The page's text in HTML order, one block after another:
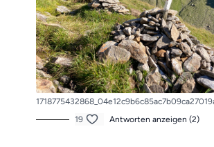
19
Antworten anzeigen (2)